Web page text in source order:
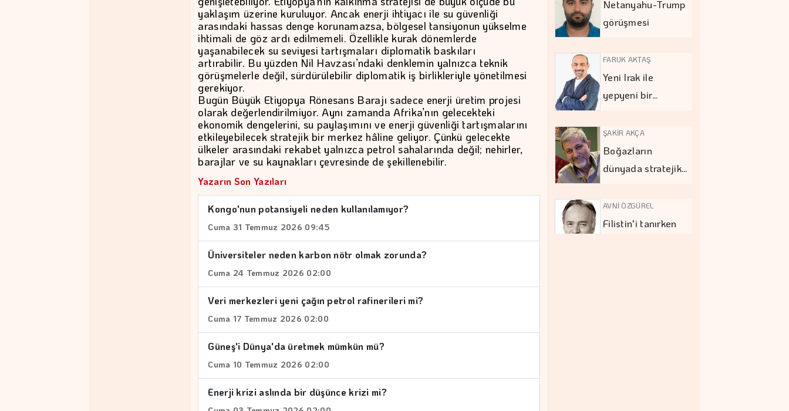
yaklaşım üzerine kuruluyor. Ancak enerji ihtiyacı ile su güvenliği
arasındaki hassas denge korunamazsa, bölgesel tansiyonun yükselme
ihtimali de göz ardı edilmemeli. Özellikle kurak dönemlerde
yaşanabilecek su seviyesi tartışmaları diplomatik baskıları
artırabilir. Bu yüzden Nil Havzası’ndaki denklemin yalnızca teknik
görüşmelerle değil, sürdürülebilir diplomatik iş birlikleriyle yönetilmesi
gerekiyor.
Bugün Büyük Etiyopya Rönesans Barajı sadece enerji üretim projesi
olarak değerlendirilmiyor. Aynı zamanda Afrika’nın gelecekteki
ekonomik dengelerini, su paylaşımını ve enerji güvenliği tartışmalarını
etkileyebilecek stratejik bir merkez hâline geliyor. Çünkü gelecekte
ülkeler arasındaki rekabet yalnızca petrol sahalarında değil; nehirler,
barajlar ve su kaynakları çevresinde de şekillenebilir.
Yazarın Son Yazıları
Kongo'nun potansiyeli neden kullanılamıyor?
Cuma 31 Temmuz 2026 09:45
Üniversiteler neden karbon nötr olmak zorunda?
Cuma 24 Temmuz 2026 02:00
Veri merkezleri yeni çağın petrol rafinerileri mi?
Cuma 17 Temmuz 2026 02:00
Güneş'i Dünya'da üretmek mümkün mü?
Cuma 10 Temmuz 2026 02:00
Enerji krizi aslında bir düşünce krizi mi?
Netanyahu-Trump
görüşmesi
FARUK AKTAŞ
Yeni Irak ile
yepyeni bir…
ŞAKİR AKÇA
Boğazların
dünyada stratejik…
AVNİ ÖZGÜREL
Filistin'i tanırken